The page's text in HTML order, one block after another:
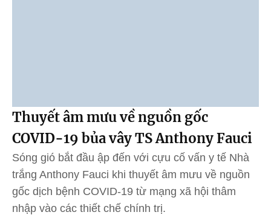
Thuyết âm mưu về nguồn gốc
COVID-19 bủa vây TS Anthony Fauci
Sóng gió bắt đầu ập đến với cựu cố vấn y tế Nhà
trắng Anthony Fauci khi thuyết âm mưu về nguồn
gốc dịch bệnh COVID-19 từ mạng xã hội thâm
nhập vào các thiết chế chính trị.